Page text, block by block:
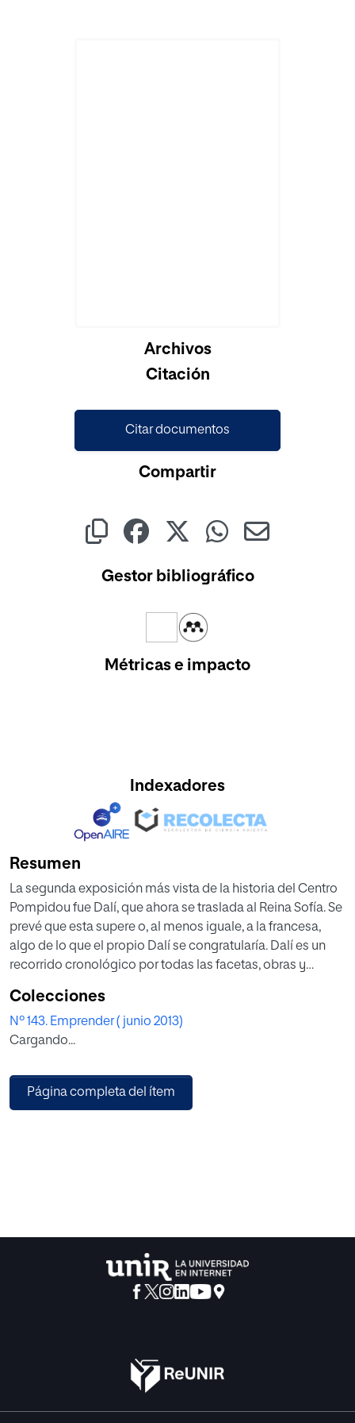
Archivos
Citación
Citar documentos
Compartir
Gestor bibliográfico
Métricas e impacto
Indexadores
Resumen
La segunda exposición más vista de la historia del Centro
Pompidou fue Dalí, que ahora se traslada al Reina Sofía. Se
prevé que esta supere o, al menos iguale, a la francesa,
algo de lo que el propio Dalí se congratularía. Dalí es un
recorrido cronológico por todas las facetas, obras y
director de Ars Magazine, explica a los lectores de Nueva
Revista las claves para entender el recorrido por el museo
madrileño y sacar el máximo provecho de esta
Colecciones
Nº 143. Emprender ( junio 2013)
Cargando...
Página completa del ítem